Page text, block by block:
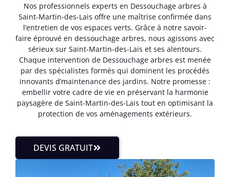
Nos professionnels experts en Dessouchage arbres à
Saint-Martin-des-Lais offre une maîtrise confirmée dans
l’entretien de vos espaces verts. Grâce à notre savoir-
faire éprouvé en dessouchage arbres, nous agissons avec
sérieux sur Saint-Martin-des-Lais et ses alentours.
Chaque intervention de Dessouchage arbres est menée
par des spécialistes formés qui dominent les procédés
innovants d’maintenance des jardins. Notre promesse :
embellir votre cadre de vie en préservant la harmonie
paysagère de Saint-Martin-des-Lais tout en optimisant la
protection de vos aménagements extérieurs.
DEVIS GRATUIT